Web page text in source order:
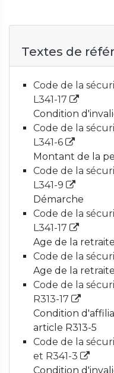
Textes de
Code de la
L341-17
Condition
Code de la
L341-6
Montant de la
Code de la
L341-9
Démarche
Code de la
L341-17
Age de la retraite
Code de la
Age de la retraite
Code de la
R313-17
Condition
article R313-5
Code de la
et R341-3
Condition